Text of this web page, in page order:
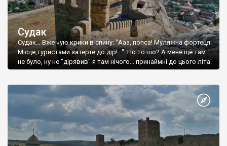
Судак
Судак... Вже чую крики в спину: "Ааа, попса! Муляжна фортеця!
Місце,туристами затерте до дір!..." Но то шо? А мене ще там
не було, ну не "дірявив" я там нічого... принаймні до цього літа.